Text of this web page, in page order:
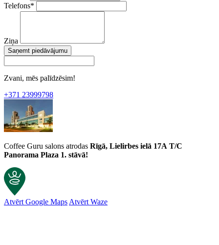
Telefons*
Ziņa
Saņemt piedāvājumu
Zvani, mēs palīdzēsim!
+371 23999798
Coffee Guru salons atrodas Rīgā, Lielirbes ielā 17A T/C
Panorama Plaza 1. stāvā!
Atvērt Google Maps Atvērt Waze